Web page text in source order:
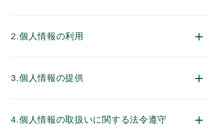
2.個人情報の利用
3.個人情報の提供
4.個人情報の取扱いに関する法令遵守